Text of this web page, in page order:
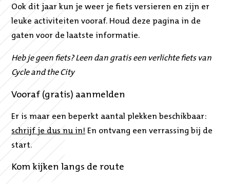
Ook dit jaar kun je weer je fiets versieren en zijn er
leuke activiteiten vooraf. Houd deze pagina in de
gaten voor de laatste informatie.
Heb je geen fiets? Leen dan gratis een verlichte fiets van
Cycle and the City
Vooraf (gratis) aanmelden
Er is maar een beperkt aantal plekken beschikbaar:
schrijf je dus nu in! En ontvang een verrassing bij de
start.
Kom kijken langs de route